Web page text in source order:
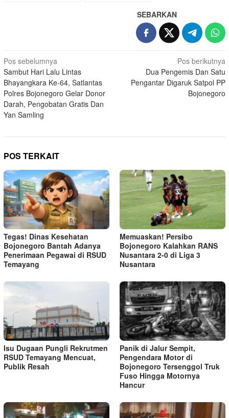
SEBARKAN
Navigasi
pos
Pos sebelumnya
Sambut Hari Lalu Lintas
Bhayangkara Ke-64, Satlantas
Polres Bojonegoro Gelar Donor
Darah, Pengobatan Gratis Dan
Yan Samling
Pos berikutnya
Dua Pengemis Dan Satu
Pengantar Digaruk Satpol PP
Bojonegoro
POS TERKAIT
Tegas! Dinas Kesehatan
Bojonegoro Bantah Adanya
Penerimaan Pegawai di RSUD
Temayang
Memuaskan! Persibo
Bojonegoro Kalahkan RANS
Nusantara 2-0 di Liga 3
Nusantara
Isu Dugaan Pungli Rekrutmen
RSUD Temayang Mencuat,
Publik Resah
Panik di Jalur Sempit,
Pengendara Motor di
Bojonegoro Tersenggol Truk
Fuso Hingga Motornya
Hancur